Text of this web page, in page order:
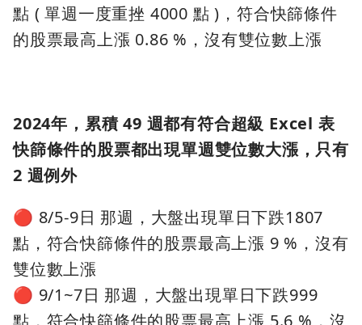
點 ( 單週一度重挫 4000 點 )，符合快篩條件
的股票最高上漲 0.86 %，沒有雙位數上漲
2024年，累積 49 週都有符合超級 Excel 表
快篩條件的股票都出現單週雙位數大漲，只有
2 週例外
🔴 8/5-9日 那週，大盤出現單日下跌1807
點，符合快篩條件的股票最高上漲 9 %，沒有
雙位數上漲
🔴 9/1~7日 那週，大盤出現單日下跌999